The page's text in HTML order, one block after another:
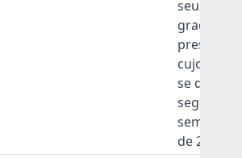
seus
cujo
se dará no
segundo
semestre
de 2025.